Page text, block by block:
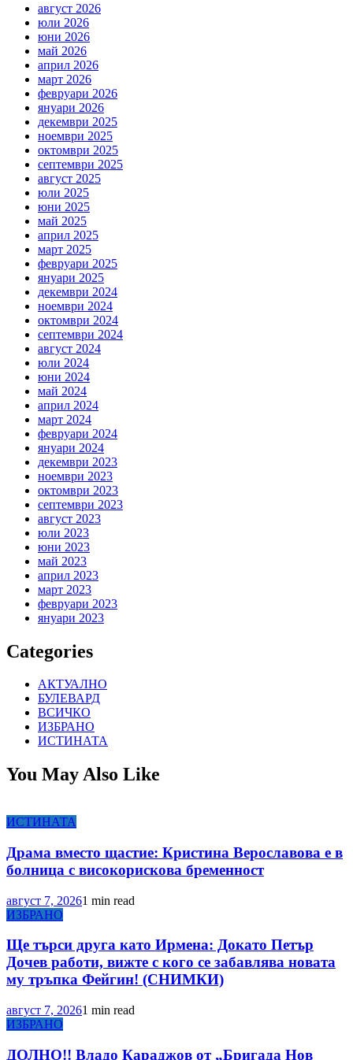
август 2026
юли 2026
юни 2026
май 2026
април 2026
март 2026
февруари 2026
януари 2026
декември 2025
ноември 2025
октомври 2025
септември 2025
август 2025
юли 2025
юни 2025
май 2025
април 2025
март 2025
февруари 2025
януари 2025
декември 2024
ноември 2024
октомври 2024
септември 2024
август 2024
юли 2024
юни 2024
май 2024
април 2024
март 2024
февруари 2024
януари 2024
декември 2023
ноември 2023
октомври 2023
септември 2023
август 2023
юли 2023
юни 2023
май 2023
април 2023
март 2023
февруари 2023
януари 2023
Categories
АКТУАЛНО
БУЛЕВАРД
ВСИЧКО
ИЗБРАНО
ИСТИНАТА
You May Also Like
ИСТИНАТА
Драма вместо щастие: Кристина Верославова е в
болница с високорискова бременност
август 7, 20261 min read
ИЗБРАНО
Ще търси друга като Ирмена: Докато Петър
Дочев работи, вижте с кого се забавлява новата
му тръпка Фейгин! (СНИМКИ)
август 7, 20261 min read
ИЗБРАНО
ДОЛНО!! Владо Караджов от „Бригада Нов